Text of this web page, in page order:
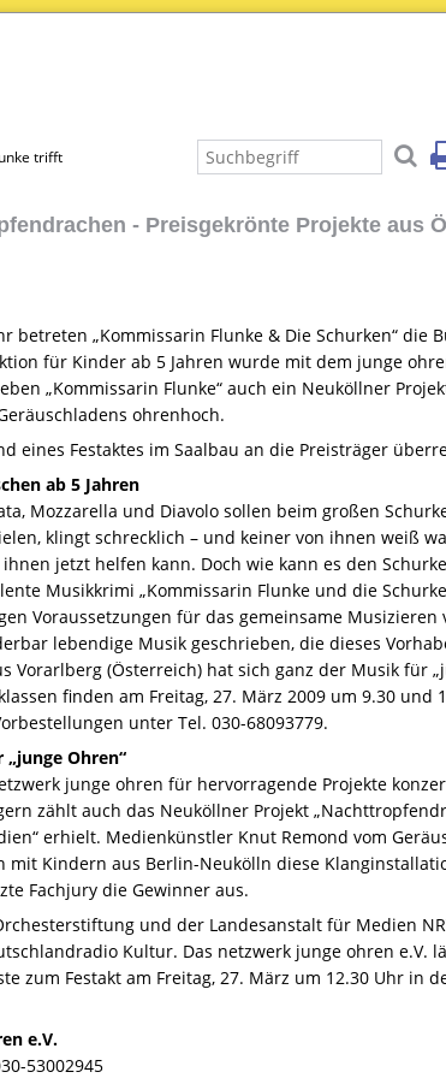
trifft
- Preisgekrönte Projekte aus
betreten „Kommissarin Flunke & Die Schurken“ die
für Kinder ab 5 Jahren wurde mit dem junge
„Kommissarin Flunke“ auch ein Neuköllner
ohrenhoch.
eines Festaktes im Saalbau an die Preisträger
ab 5 Jahren
Mozzarella und Diavolo sollen beim großen
klingt schrecklich – und keiner von ihnen weiß
jetzt helfen kann. Doch wie kann es den
Musikkrimi „Kommissarin Flunke und die
Voraussetzungen für das gemeinsame Musizieren
lebendige Musik geschrieben, die dieses
Vorarlberg (Österreich) hat sich ganz der Musik für
finden am Freitag, 27. März 2009 um 9.30 und
unter Tel. 030-68093779.
Ohren“
junge ohren für hervorragende Projekte
zählt auch das Neuköllner Projekt
erhielt. Medienkünstler Knut Remond vom
mit Kindern aus Berlin-Neukölln diese
Fachjury die Gewinner aus.
und der Landesanstalt für Medien
Kultur. Das netzwerk junge ohren e.V.
zum Festakt am Freitag, 27. März um 12.30 Uhr in
e.V.
53002945